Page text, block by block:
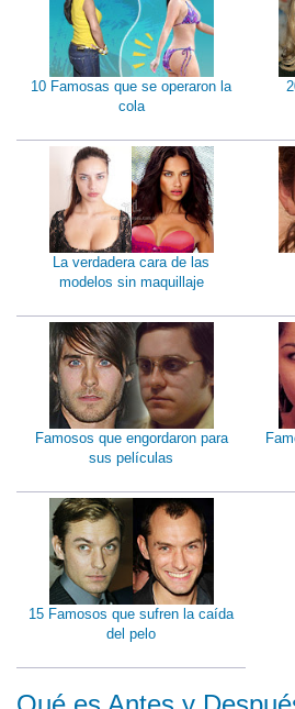
10 Famosas que se operaron la
cola
La verdadera cara de las
modelos sin maquillaje
Famosos que engordaron para
sus películas
15 Famosos que sufren la caída
del pelo